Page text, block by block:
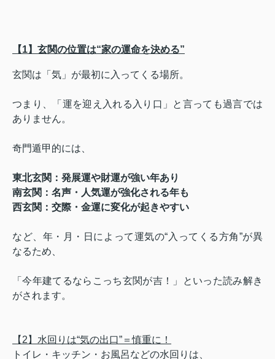
【1】玄関の位置は“家の運命を決める”
玄関は「気」が最初に入ってくる場所。
つまり、「運を迎え入れる入り口」と言っても過言では
ありません。
奇門遁甲的には、
東北玄関：発展運や財運が強い年あり
南玄関：名声・人気運が強化される年も
西玄関：交際・金運に変化が起きやすい
など、年・月・日によって運気の“入ってくる方角”が異
なるため、
「今年建てるならこっち玄関が吉！」といった読み解き
がされます。
【2】水回りは“気の出口”＝慎重に！
トイレ・キッチン・お風呂などの水回りは、